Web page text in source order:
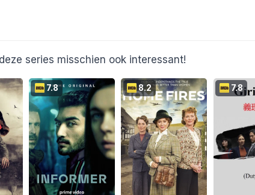
series misschien ook interessant!
7.8 8.2 7.8